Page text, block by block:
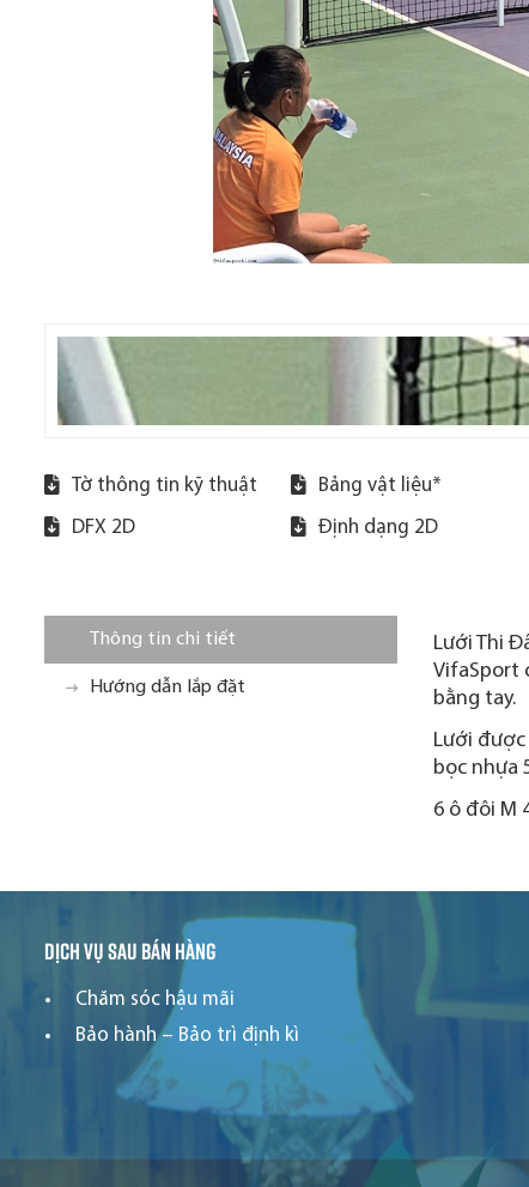
Tờ thông tin kỹ thuật Bảng vật liệu*
DFX 2D Định dạng 2D
Thông tin chi tiết
Hướng dẫn lắp đặt
Lưới Thi
VifaSport
bằng tay.
Lưới được
bọc nhựa
6 ô đôi M
Dịch vụ sau bán hàng
Chăm sóc hậu mãi
Bảo hành – Bảo trì định kì